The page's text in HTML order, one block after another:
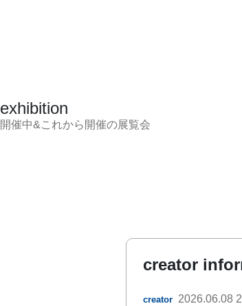
exhibition
開催中&これから開催の展覧会
creator
creator 2026.06.08